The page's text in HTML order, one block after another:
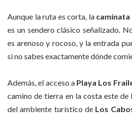
Aunque la ruta es corta, la caminata
es un sendero clásico señalizado.
es arenoso y rocoso, y la entrada
si no sabes exactamente dónde
Además, el acceso a Playa Los
camino de tierra en la costa este de
del ambiente turístico de Los